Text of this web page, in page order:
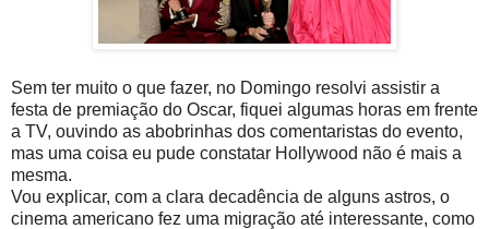
Sem ter muito o que fazer, no Domingo resolvi assistir a
festa de premiação do Oscar, fiquei algumas horas em frente
a TV, ouvindo as abobrinhas dos comentaristas do evento,
mas uma coisa eu pude constatar Hollywood não é mais a
mesma.
Vou explicar, com a clara decadência de alguns astros, o
cinema americano fez uma migração até interessante, como